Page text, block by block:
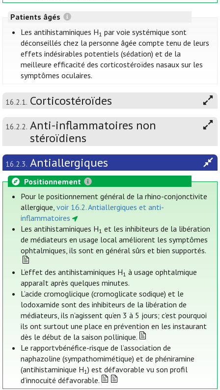
Patients âgés
Les antihistaminiques H1 par voie systémique sont
déconseillés chez la personne âgée compte tenu de leurs
effets indésirables potentiels (sédation) et de la
meilleure efficacité des corticostéroïdes nasaux sur les
symptômes oculaires.
16.2.1. Corticostéroïdes
16.2.2. Anti-inflammatoires non
stéroïdiens
16.2.3. Antiallergiques
Positionnement
Pour le positionnement général de la rhino-conjonctivite
allergique,voir 16.2. Antiallergiques et anti-
inflammatoires
Les antihistaminiques H1 et les inhibiteurs de la libération
de médiateurs en usage local améliorent les symptômes
ophtalmiques, ils sont en général sûrs et bien supportés.
L’effet des antihistaminiques H1 à usage ophtalmique
apparaît après quelques minutes.
L’acide cromoglicique (cromoglicate sodique) et le
lodoxamide sont des inhibiteurs de la libération de
médiateurs, ils n’agissent qu’en 3 à 5 jours; c’est pourquoi
ils ont surtout une place en prévention en les instaurant
dès le début de la saison pollinique.
Le rapportvbénéfice-risque de l’association de
naphazoline (sympathomimétique) et de phéniramine
(antihistaminique H1) est défavorable vu son profil
d’innocuité défavorable.